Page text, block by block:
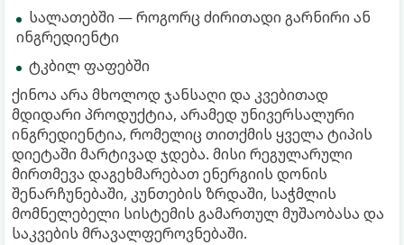
სალათებში — როგორც ძირითადი გარნირი ან
ინგრედიენტი
ტკბილ ფაფებში
ქინოა არა მხოლოდ ჯანსაღი და კვებითად
მდიდარი პროდუქტია, არამედ უნივერსალური
ინგრედიენტია, რომელიც თითქმის ყველა ტიპის
დიეტაში მარტივად ჯდება. მისი რეგულარული
მირთმევა დაგეხმარებათ ენერგიის დონის
შენარჩუნებაში, კუნთების ზრდაში, საჭმლის
მომნელებელი სისტემის გამართულ მუშაობასა და
საკვების მრავალფეროვნებაში.